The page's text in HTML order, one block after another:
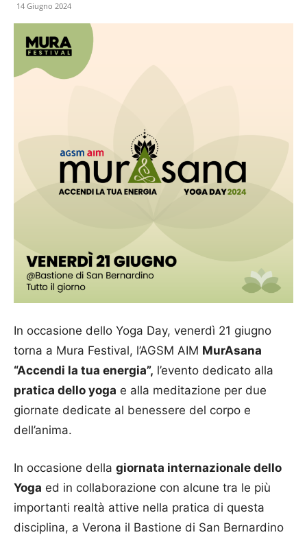
14 Giugno 2024
In occasione dello Yoga Day, venerdì 21 giugno
torna a Mura Festival, l’AGSM AIM MurAsana
“Accendi la tua energia”, l’evento dedicato alla
pratica dello yoga e alla meditazione per due
giornate dedicate al benessere del corpo e
dell’anima.
In occasione della giornata internazionale dello
Yoga ed in collaborazione con alcune tra le più
importanti realtà attive nella pratica di questa
disciplina, a Verona il Bastione di San Bernardino